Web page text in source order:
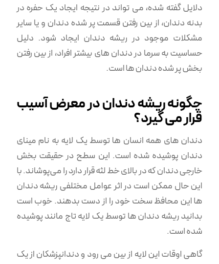
دلایل گفته شده، می تواند در نتیجه ایجاد یک حفره در
بدنه دندان، از بین رفتن قسمت پر شده دندان و یا سایر
مشکلات موجود در ریشه دندان ایجاد شود. دلیل
حساسیت به سرما در دندان های بیشتر افراد، از بین رفتن
بخش پر شده دندان ها است.
چگونه ریشه دندان در معرض آسیب
قرار می گیرد؟
دندان های همه انسان ها توسط یک لایه به نام مینای
دندان پوشیده شده است. این سطح در حقیقت بخش
خارجی دندان که در بالای خط لثه قرار دارد را می‌پوشاند. با
این حال ممکن است در اثر عوامل مختلفی ریشه دندان
ها این محافظ سخت خود را از دست بدهند. خوب است
بدانید ریشه دندان ها توسط یک لایه تاج مانند پوشیده
شده است.
گاهی اوقات این لایه از بین می رود و دندانپزشکان از یک